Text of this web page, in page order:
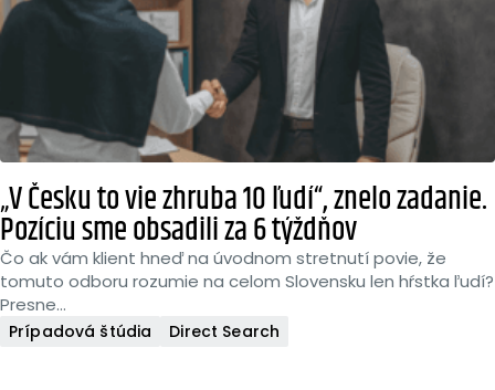
„V Česku to vie zhruba 10 ľudí“, znelo zadanie.
Pozíciu sme obsadili za 6 týždňov
Čo ak vám klient hneď na úvodnom stretnutí povie, že
tomuto odboru rozumie na celom Slovensku len hŕstka ľudí?
Presne...
Prípadová štúdia Direct Search